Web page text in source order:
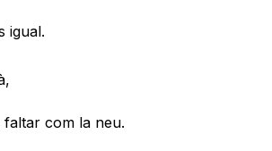
igual.
faltar com la neu.